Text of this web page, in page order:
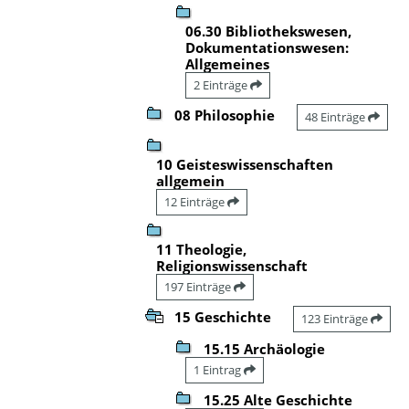
06.30 Bibliothekswesen,
Dokumentationswesen:
Allgemeines
2 Einträge
08 Philosophie 48 Einträge
10 Geisteswissenschaften
allgemein
12 Einträge
11 Theologie,
Religionswissenschaft
197 Einträge
15 Geschichte 123 Einträge
15.15 Archäologie
1 Eintrag
15.25 Alte Geschichte